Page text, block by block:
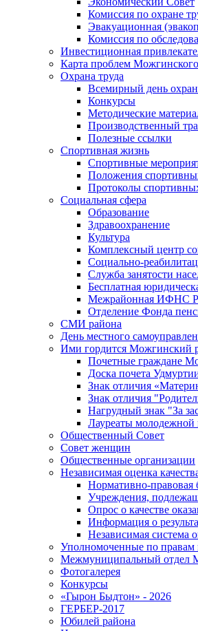
Комиссия по охране
Эвакуационная
Комиссия по
Инвестиционная
Карта проблем
Охрана труда
Всемирный день
Конкурсы
Методические
Производственный
Полезные ссылки
Спортивная жизнь
Спортивные
Положения
Протоколы
Социальная сфера
Образование
Здравоохранение
Культура
Комплексный центр
Социально-
Служба занятости
Бесплатная
Межрайонная ИФНС
Отделение Фонда
СМИ района
День местного
Ими гордится Можгинский
Почетные граждане
Доска почета
Знак отличия
Знак отличия
Нагрудный знак "За
Лауреаты молодежной
Общественный Совет
Совет женщин
Общественные организации
Независимая оценка
Нормативно-правовая
Учреждения,
Опрос о качестве
Информация о
Независимая система
Уполномоченные по правам
Межмуниципальный отдел
Фотогалерея
Конкурсы
«Гырон Быдтон» - 2026
ГЕРБЕР-2017
Юбилей района